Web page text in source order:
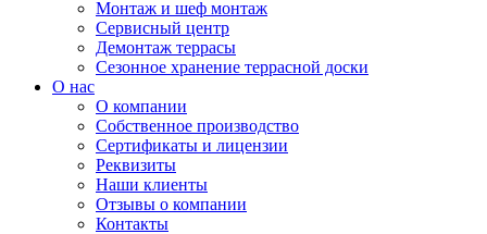
Монтаж и шеф монтаж
Сервисный центр
Демонтаж террасы
Сезонное хранение террасной доски
О нас
О компании
Собственное производство
Сертификаты и лицензии
Реквизиты
Наши клиенты
Отзывы о компании
Контакты